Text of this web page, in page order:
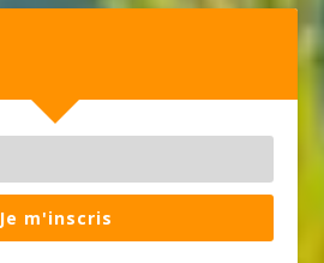
Je m'inscris